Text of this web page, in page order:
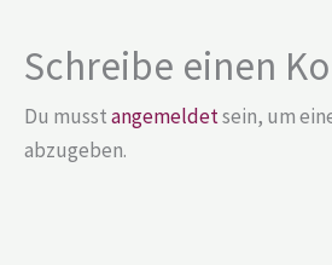
Schreibe einen
Du musstangemeldetsein, um
abzugeben.